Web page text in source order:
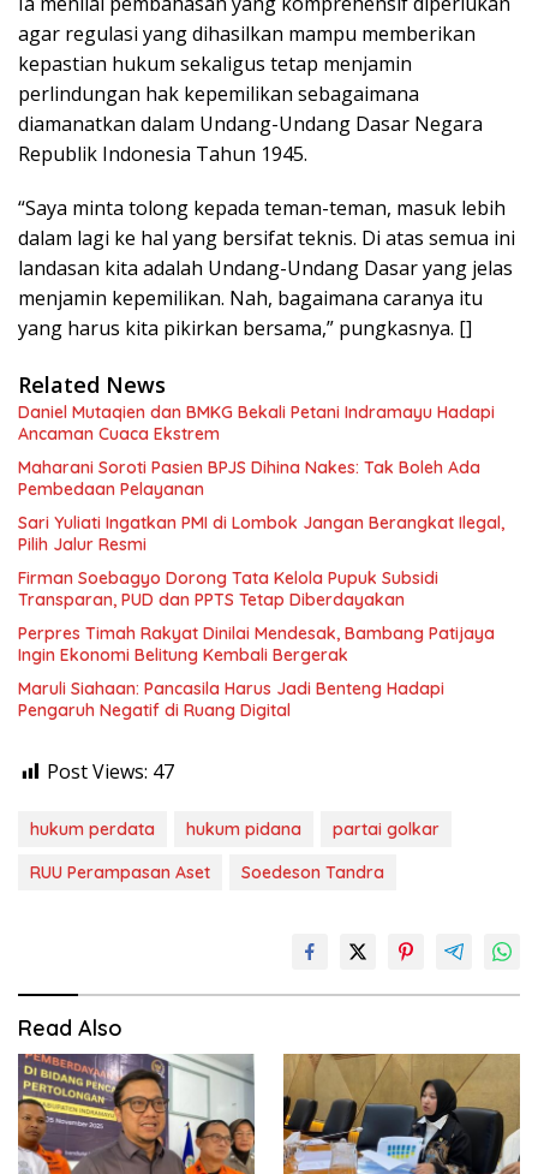
agar regulasi yang dihasilkan mampu memberikan
kepastian hukum sekaligus tetap menjamin
perlindungan hak kepemilikan sebagaimana
diamanatkan dalam Undang-Undang Dasar Negara
Republik Indonesia Tahun 1945.
“Saya minta tolong kepada teman-teman, masuk lebih
dalam lagi ke hal yang bersifat teknis. Di atas semua ini
landasan kita adalah Undang-Undang Dasar yang jelas
menjamin kepemilikan. Nah, bagaimana caranya itu
yang harus kita pikirkan bersama,” pungkasnya. []
Related News
Daniel Mutaqien dan BMKG Bekali Petani Indramayu Hadapi
Ancaman Cuaca Ekstrem
Maharani Soroti Pasien BPJS Dihina Nakes: Tak Boleh Ada
Pembedaan Pelayanan
Sari Yuliati Ingatkan PMI di Lombok Jangan Berangkat Ilegal,
Pilih Jalur Resmi
Firman Soebagyo Dorong Tata Kelola Pupuk Subsidi
Transparan, PUD dan PPTS Tetap Diberdayakan
Perpres Timah Rakyat Dinilai Mendesak, Bambang Patijaya
Ingin Ekonomi Belitung Kembali Bergerak
Maruli Siahaan: Pancasila Harus Jadi Benteng Hadapi
Pengaruh Negatif di Ruang Digital
Post Views: 47
hukum perdata hukum pidana
partai golkar
RUU Perampasan Aset
Soedeson Tandra
Read Also